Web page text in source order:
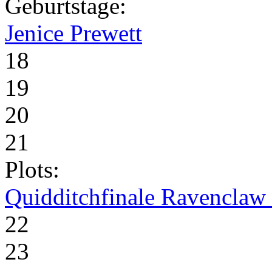
Geburtstage:
Jenice Prewett
18
19
20
21
Plots:
Quidditchfinale
22
23